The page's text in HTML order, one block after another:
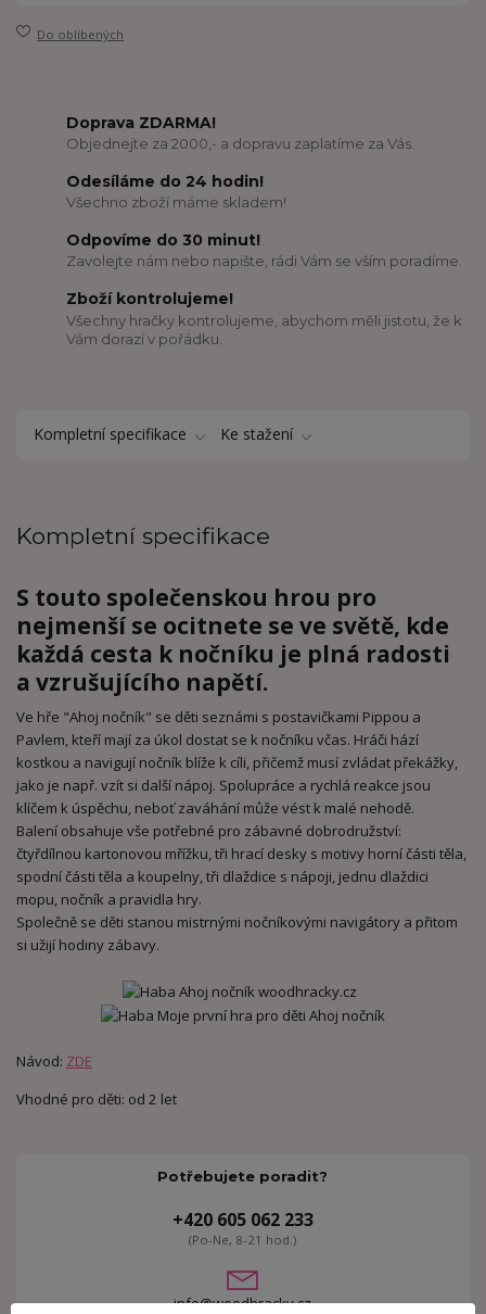
Do oblíbených
Doprava ZDARMA!
Objednejte za 2000,- a dopravu zaplatíme za Vás.
Odesíláme do 24 hodin!
Všechno zboží máme skladem!
Odpovíme do 30 minut!
Zavolejte nám nebo napište, rádi Vám se vším poradíme.
Zboží kontrolujeme!
Všechny hračky kontrolujeme, abychom měli jistotu, že k
Vám dorazí v pořádku.
Kompletní specifikace Ke stažení
Kompletní specifikace
S touto společenskou hrou pro
nejmenší se ocitnete se ve světě, kde
každá cesta k nočníku je plná radosti
a vzrušujícího napětí.
Ve hře "Ahoj nočník" se děti seznámi s postavičkami Pippou a
Pavlem, kteří mají za úkol dostat se k nočníku včas. Hráči hází
kostkou a navigují nočník blíže k cíli, přičemž musí zvládat překážky,
jako je např. vzít si další nápoj. Spolupráce a rychlá reakce jsou
klíčem k úspěchu, neboť zaváhání může vést k malé nehodě.
Balení obsahuje vše potřebné pro zábavné dobrodružství:
čtyřdílnou kartonovou mřížku, tři hrací desky s motivy horní části těla,
spodní části těla a koupelny, tři dlaždice s nápoji, jednu dlaždici
mopu, nočník a pravidla hry.
Společně se děti stanou mistrnými nočníkovými navigátory a přitom
si užijí hodiny zábavy.
Návod: ZDE
Vhodné pro děti: od 2 let
Potřebujete poradit?
+420 605 062 233
(Po-Ne, 8-21 hod.)
info@woodhracky.cz